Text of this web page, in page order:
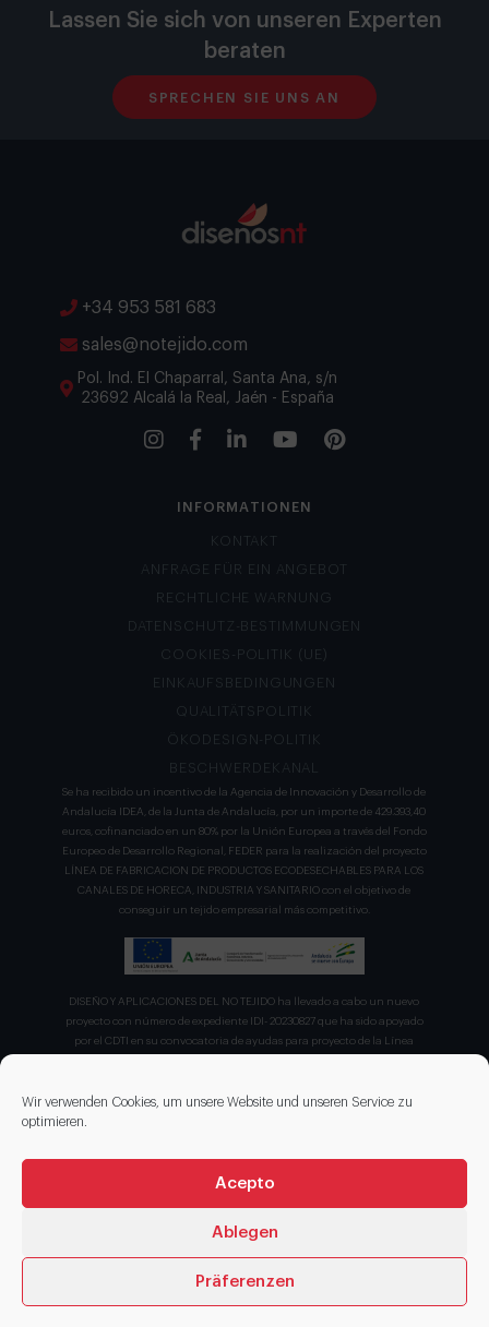
Wir verwenden Cookies, um unsere Website und unseren Service zu
optimieren.
Acepto
Ablegen
Präferenzen
Lassen Sie sich von unseren Experten
beraten
SPRECHEN SIE UNS AN
+34 953 581 683
sales@notejido.com
Pol. Ind. El Chaparral, Santa Ana, s/n
23692 Alcalá la Real, Jaén - España
INFORMATIONEN
KONTAKT
ANFRAGE FÜR EIN ANGEBOT
RECHTLICHE WARNUNG
DATENSCHUTZ-BESTIMMUNGEN
COOKIES-POLITIK (UE)
EINKAUFSBEDINGUNGEN
QUALITÄTSPOLITIK
ÖKODESIGN-POLITIK
BESCHWERDEKANAL
Se ha recibido un incentivo de la Agencia de Innovación y Desarrollo de
Andalucía IDEA, de la Junta de Andalucía, por un importe de 429.393,40
euros, cofinanciado en un 80% por la Unión Europea a través del Fondo
Europeo de Desarrollo Regional, FEDER para la realización del proyecto
LÍNEA DE FABRICACION DE PRODUCTOS ECODESECHABLES PARA LOS
CANALES DE HORECA, INDUSTRIA Y SANITARIO con el objetivo de
conseguir un tejido empresarial más competitivo.
DISEÑO Y APLICACIONES DEL NO TEJIDO ha llevado a cabo un nuevo
proyecto con número de expediente IDI- 20230827 que ha sido apoyado
por el CDTI en su convocatoria de ayudas para proyecto de la Línea
sostenibles para favorecer el ecodiseño en el ámbito del packaging"
recibiendo en concepto de ayuda parcialmente reembolsable un 75%